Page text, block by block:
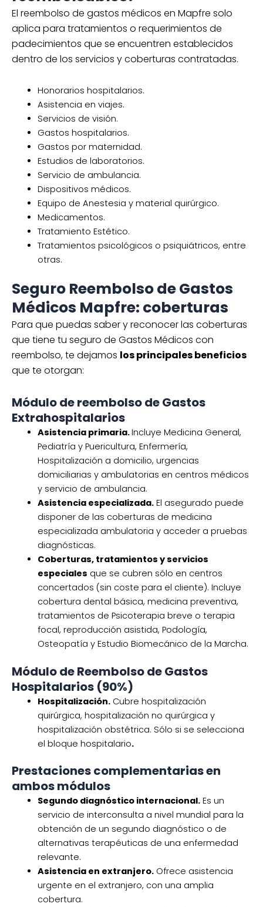
El reembolso de gastos médicos en Mapfre solo
aplica para tratamientos o requerimientos de
padecimientos que se encuentren establecidos
dentro de los servicios y coberturas contratadas.
Honorarios hospitalarios.
Asistencia en viajes.
Servicios de visión.
Gastos hospitalarios.
Gastos por maternidad.
Estudios de laboratorios.
Servicio de ambulancia.
Dispositivos médicos.
Equipo de Anestesia y material quirúrgico.
Medicamentos.
Tratamiento Estético.
Tratamientos psicológicos o psiquiátricos, entre
otras.
Seguro Reembolso de Gastos
Médicos Mapfre: coberturas
Para que puedas saber y reconocer las coberturas
que tiene tu seguro de Gastos Médicos con
reembolso, te dejamos los principales beneficios
que te otorgan:
Módulo de reembolso de Gastos
Extrahospitalarios
Asistencia primaria.Incluye Medicina General,
Pediatría y Puericultura, Enfermería,
Hospitalización a domicilio, urgencias
domiciliarias y ambulatorias en centros médicos
y servicio de ambulancia.
Asistencia especializada.El asegurado puede
disponer de las coberturas de medicina
especializada ambulatoria y acceder a pruebas
diagnósticas.
Coberturas, tratamientos y servicios
especiales que se cubren sólo en centros
concertados (sin coste para el cliente). Incluye
cobertura dental básica, medicina preventiva,
tratamientos de Psicoterapia breve o terapia
focal, reproducción asistida, Podología,
Osteopatía y Estudio Biomecánico de la Marcha.
Módulo de Reembolso de Gastos
Hospitalarios (90%)
Hospitalización.Cubre hospitalización
quirúrgica, hospitalización no quirúrgica y
hospitalización obstétrica. Sólo si se selecciona
el bloque hospitalario.
Prestaciones complementarias en
ambos módulos
Segundo diagnóstico internacional.Es un
servicio de interconsulta a nivel mundial para la
obtención de un segundo diagnóstico o de
alternativas terapéuticas de una enfermedad
relevante.
Asistencia en extranjero.Ofrece asistencia
urgente en el extranjero, con una amplia
cobertura.